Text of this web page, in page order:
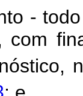
todo
com